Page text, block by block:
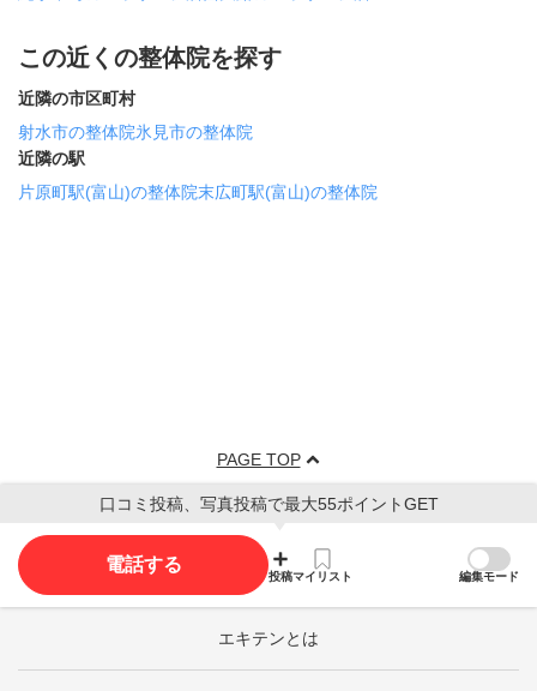
この近くの整体院を探す
近隣の市区町村
射水市の整体院氷見市の整体院
近隣の駅
片原町駅(富山)の整体院末広町駅(富山)の整体院
PAGE TOP
口コミ投稿、写真投稿で最大55ポイントGET
電話する
投稿マイリスト 編集モード
エキテンとは